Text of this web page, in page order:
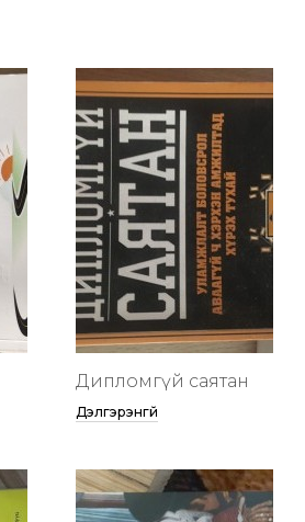
Дипломгүй саятан
Дэлгэрэнгүй